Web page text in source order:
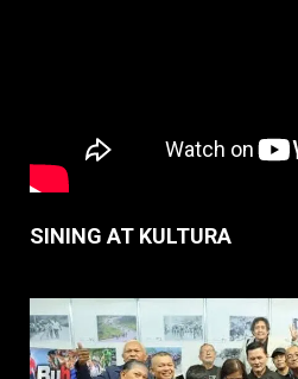
SINING AT KULTURA